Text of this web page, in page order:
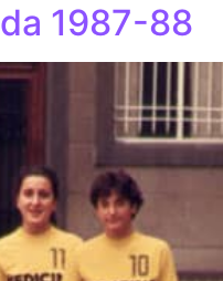
1987-88